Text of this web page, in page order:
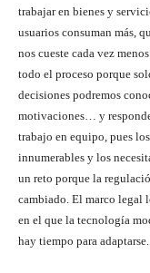
trabajar en bienes y
usuarios consuman más,
nos cueste cada vez
todo el proceso porque
decisiones podremos
motivaciones… y
trabajo en equipo, pues
innumerables y los
un reto porque la
cambiado. El marco legal
en el que la tecnología
hay tiempo para adaptarse.